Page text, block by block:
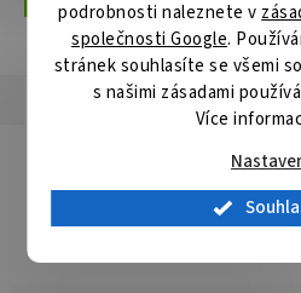
podrobnosti naleznete v
společnosti Google.
stránek souhlasíte se všemi
s našimi zásadami
Více
Hodnocení Diskuze
Detailní popis produktu
Popis produktu není dostupný